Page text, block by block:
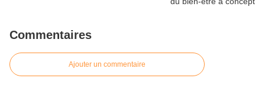
Commentaires
Ajouter un commentaire